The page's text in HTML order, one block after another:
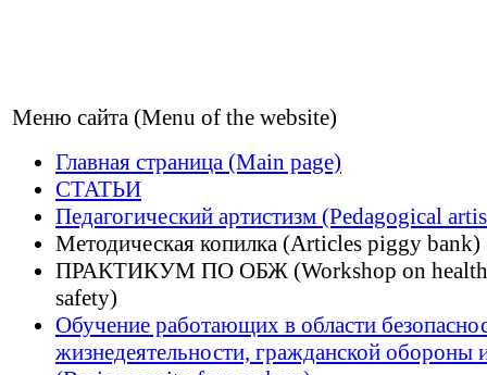
Меню сайта (Menu of the website)
Главная страница (Main page)
СТАТЬИ
Педагогический артистизм (Pedagogical
Методическая копилка (Articles piggy bank)
ПРАКТИКУМ ПО ОБЖ (Workshop on health
safety)
Обучение работающих в области
жизнедеятельности, гражданской обороны